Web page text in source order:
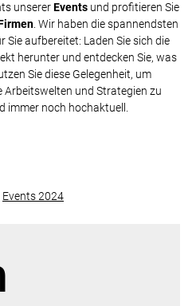
unsererEvents und profitieren Sie
. Wir haben die spannendsten
Sie aufbereitet: Laden Sie sich die
herunter und entdecken Sie, was
Sie diese Gelegenheit, um
Arbeitswelten und Strategien zu
immer noch hochaktuell.
Events 2024